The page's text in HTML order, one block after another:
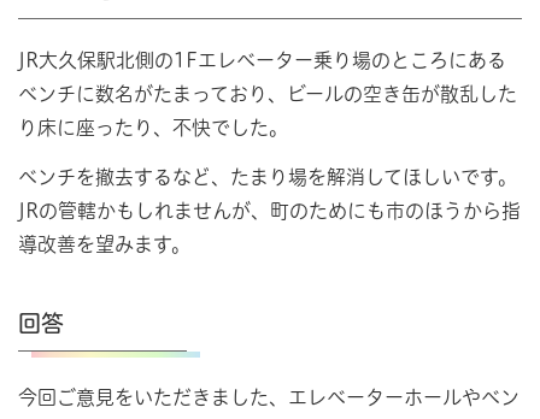
JR大久保駅北側の1Fエレベーター乗り場のところにある
ベンチに数名がたまっており、ビールの空き缶が散乱した
り床に座ったり、不快でした。
ベンチを撤去するなど、たまり場を解消してほしいです。
JRの管轄かもしれませんが、町のためにも市のほうから指
導改善を望みます。
回答
今回ご意見をいただきました、エレベーターホールやベン